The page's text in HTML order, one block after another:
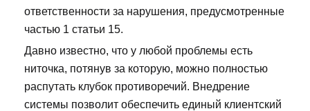
ответственности за нарушения, предусмотренные
частью 1 статьи 15.
Давно известно, что у любой проблемы есть
ниточка, потянув за которую, можно полностью
распутать клубок противоречий. Внедрение
системы позволит обеспечить единый клиентский